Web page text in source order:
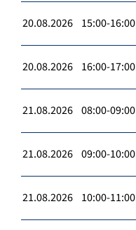
20.08.2026 15:00-16:00
20.08.2026 16:00-17:00
21.08.2026 08:00-09:00
21.08.2026 09:00-10:00
21.08.2026 10:00-11:00